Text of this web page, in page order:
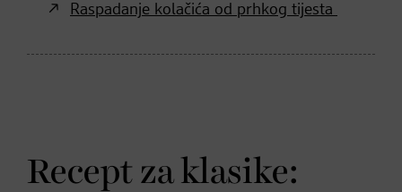
Raspadanje kolačića od prhkog tijesta
Recept za klasike: